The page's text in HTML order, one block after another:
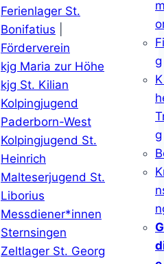
Ferienlager St.
Bonifatius
Förderverein
kjg Maria zur Höhe
kjg St. Kilian
Kolpingjugend
Paderborn-West
Kolpingjugend St.
Heinrich
Malteserjugend St.
Liborius
Messdiener*innen
Sternsingen
Zeltlager St. Georg
g
g